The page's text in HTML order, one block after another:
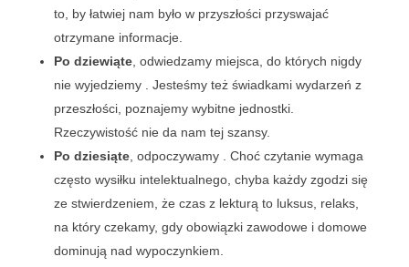
to, by łatwiej nam było w przyszłości przyswajać
otrzymane informacje.
Po dziewiąte, odwiedzamy miejsca, do których nigdy
nie wyjedziemy . Jesteśmy też świadkami wydarzeń z
przeszłości, poznajemy wybitne jednostki.
Rzeczywistość nie da nam tej szansy.
Po dziesiąte, odpoczywamy . Choć czytanie wymaga
często wysiłku intelektualnego, chyba każdy zgodzi się
ze stwierdzeniem, że czas z lekturą to luksus, relaks,
na który czekamy, gdy obowiązki zawodowe i domowe
dominują nad wypoczynkiem.